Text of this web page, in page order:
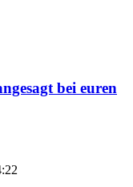
bei euren